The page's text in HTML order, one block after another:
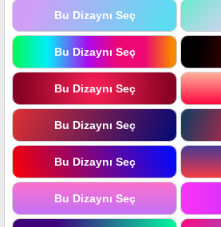
Bu Dizaynı Seç
Bu Dizaynı Seç
Bu Dizaynı Seç
Bu Dizaynı Seç
Bu Dizaynı Seç
Bu Dizaynı Seç